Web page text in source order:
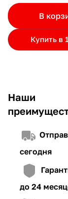
В
Купить в
Наши
сегодня
до 24
и ПервогоЕсли
сумму нужно
4. Иметь
и Первого